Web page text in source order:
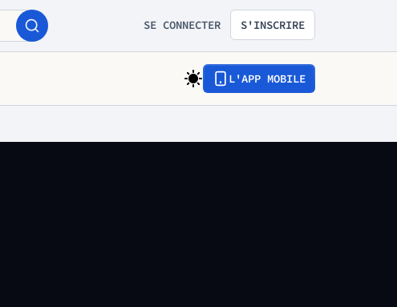
SE CONNECTER S'INSCRIRE
L'APP MOBILE